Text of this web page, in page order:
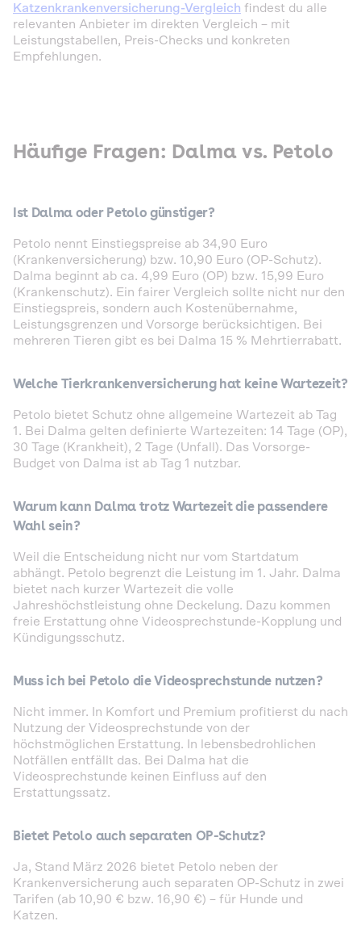
Katzenkrankenversicherung-Vergleich findest du alle
relevanten Anbieter im direkten Vergleich – mit
Leistungstabellen, Preis-Checks und konkreten
Empfehlungen.
Häufige Fragen: Dalma vs. Petolo
Ist Dalma oder Petolo günstiger?
Petolo nennt Einstiegspreise ab 34,90 Euro
(Krankenversicherung) bzw. 10,90 Euro (OP-Schutz).
Dalma beginnt ab ca. 4,99 Euro (OP) bzw. 15,99 Euro
(Krankenschutz). Ein fairer Vergleich sollte nicht nur den
Einstiegspreis, sondern auch Kostenübernahme,
Leistungsgrenzen und Vorsorge berücksichtigen. Bei
mehreren Tieren gibt es bei Dalma 15 % Mehrtierrabatt.
Welche Tierkrankenversicherung hat keine Wartezeit?
Petolo bietet Schutz ohne allgemeine Wartezeit ab Tag
1. Bei Dalma gelten definierte Wartezeiten: 14 Tage (OP),
30 Tage (Krankheit), 2 Tage (Unfall). Das Vorsorge-
Budget von Dalma ist ab Tag 1 nutzbar.
Warum kann Dalma trotz Wartezeit die passendere
Wahl sein?
Weil die Entscheidung nicht nur vom Startdatum
abhängt. Petolo begrenzt die Leistung im 1. Jahr. Dalma
bietet nach kurzer Wartezeit die volle
Jahreshöchstleistung ohne Deckelung. Dazu kommen
freie Erstattung ohne Videosprechstunde-Kopplung und
Kündigungsschutz.
Muss ich bei Petolo die Videosprechstunde nutzen?
Nicht immer. In Komfort und Premium profitierst du nach
Nutzung der Videosprechstunde von der
höchstmöglichen Erstattung. In lebensbedrohlichen
Notfällen entfällt das. Bei Dalma hat die
Videosprechstunde keinen Einfluss auf den
Erstattungssatz.
Bietet Petolo auch separaten OP-Schutz?
Ja, Stand März 2026 bietet Petolo neben der
Krankenversicherung auch separaten OP-Schutz in zwei
Tarifen (ab 10,90 € bzw. 16,90 €) – für Hunde und
Katzen.